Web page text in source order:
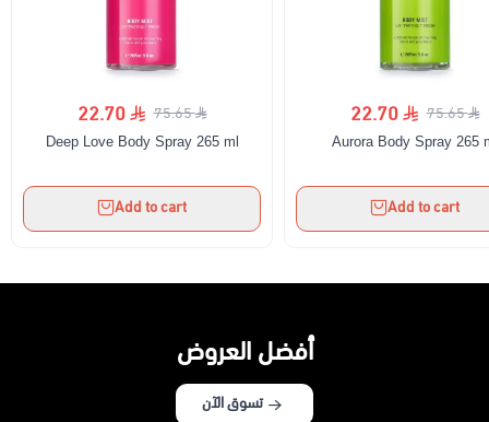
22.70 75.65
Deep Love Body Spray 265 ml
Add to cart
22.70 75.65
Aurora Body Spray 265
Add to cart
أفضل العروض
تسوق الآن